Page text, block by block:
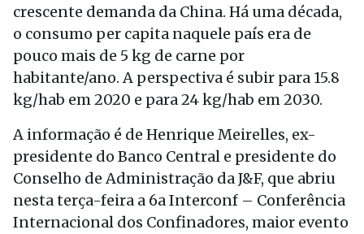
crescente demanda da China. Há uma década,
o consumo per capita naquele país era de
pouco mais de 5 kg de carne por
habitante/ano. A perspectiva é subir para 15.8
kg/hab em 2020 e para 24 kg/hab em 2030.
A informação é de Henrique Meirelles, ex-
presidente do Banco Central e presidente do
Conselho de Administração da J&F, que abriu
nesta terça-feira a 6a Interconf – Conferência
Internacional dos Confinadores, maior evento